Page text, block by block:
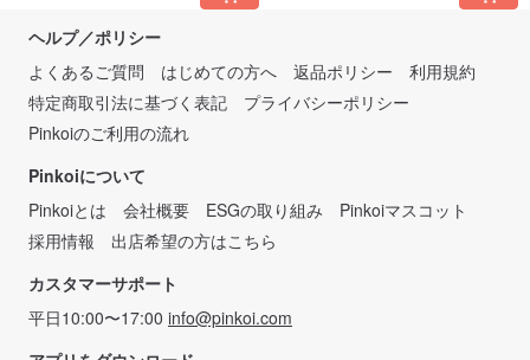
ヘルプ／ポリシー
よくあるご質問
はじめての方へ 返品ポリシー
利用規約
特定商取引法に基づく表記
プライバシーポリシー
Pinkoiのご利用の流れ
Pinkoiについて
Pinkoiとは
会社概要 ESGの取り組み
Pinkoiマスコット
採用情報
出店希望の方はこちら
カスタマーサポート
平日10:00〜17:00 info@pinkoi.com